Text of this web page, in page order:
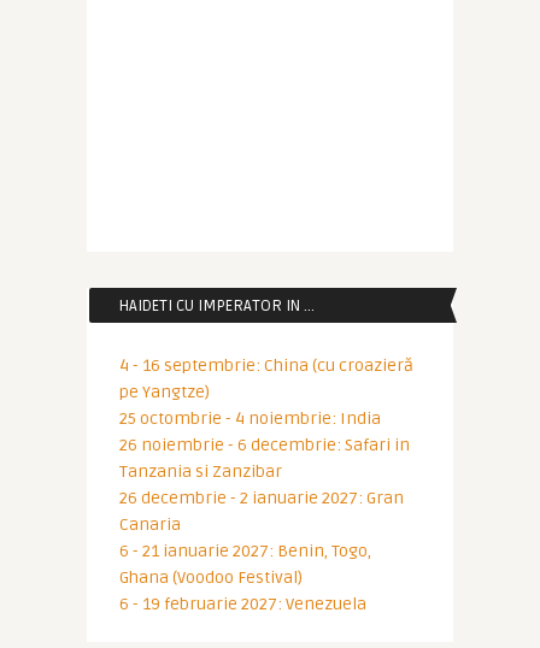
HAIDETI CU IMPERATOR IN …
4 - 16 septembrie: China (cu croazieră
pe Yangtze)
25 octombrie - 4 noiembrie: India
26 noiembrie - 6 decembrie: Safari in
Tanzania si Zanzibar
26 decembrie - 2 ianuarie 2027: Gran
Canaria
6 - 21 ianuarie 2027: Benin, Togo,
Ghana (Voodoo Festival)
6 - 19 februarie 2027: Venezuela